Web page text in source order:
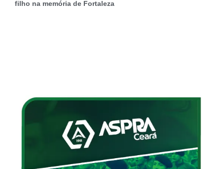
filho na memória de Fortaleza